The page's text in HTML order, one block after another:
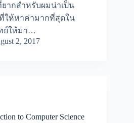
ยากสำหรับผมน่าเป็น
ที่ให้หาค่ามากที่สุดใน
ย์ให้มา…
2, 2017
to Computer Science